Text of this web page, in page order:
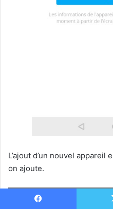
L’ajout d’un nouvel
on ajoute.